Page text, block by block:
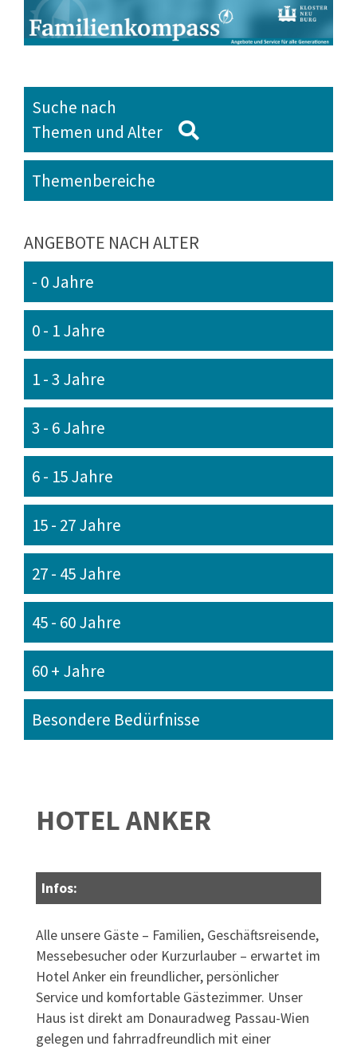
Suche nach
Themen und Alter
Themenbereiche
ANGEBOTE NACH ALTER
- 0 Jahre
0 - 1 Jahre
1 - 3 Jahre
3 - 6 Jahre
6 - 15 Jahre
15 - 27 Jahre
27 - 45 Jahre
45 - 60 Jahre
60 + Jahre
Besondere Bedürfnisse
HOTEL ANKER
Infos:
Alle unsere Gäste – Familien, Geschäftsreisende,
Messebesucher oder Kurzurlauber – erwartet im
Hotel Anker ein freundlicher, persönlicher
Service und komfortable Gästezimmer. Unser
Haus ist direkt am Donauradweg Passau-Wien
gelegen und fahrradfreundlich mit einer